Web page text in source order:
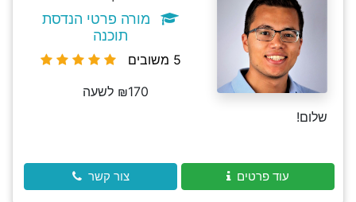
מורה פרטי הנדסת
תוכנה
5 משובים
₪170 לשעה
שלום!
עוד פרטים צור קשר